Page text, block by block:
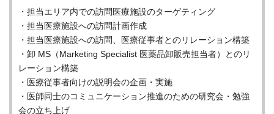
・担当エリア内での訪問医療施設のターゲティング
・担当医療施設への訪問計画作成
・担当医療施設への訪問、医療従事者とのリレーション構築
・卸 MS（Marketing Specialist 医薬品卸販売担当者）とのリ
レーション構築
・医療従事者向けの説明会の企画・実施
・医師同士のコミュニケーション推進のための研究会・勉強
会の立ち上げ